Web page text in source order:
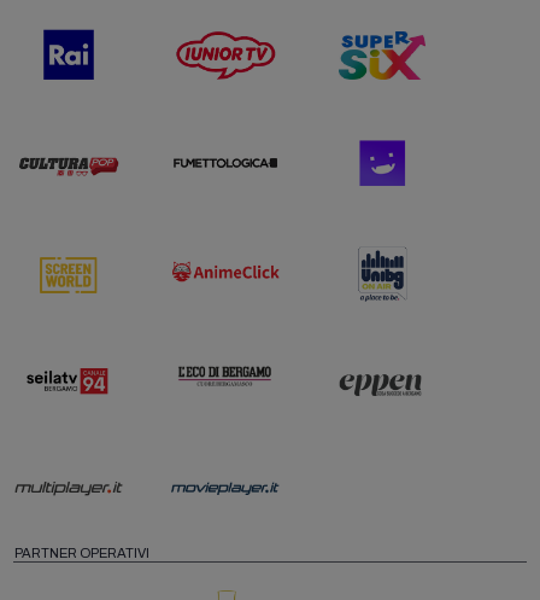
PARTNER OPERATIVI